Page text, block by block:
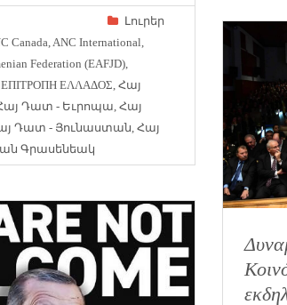
Լուրեր
Canada ANC International
Federation (EAFJD)
ΕΛΛΑΔΟΣ Հայ
Դատ - Եւրոպա Հայ
Դատ - Յունաստան Հայ
Գրասենեակ